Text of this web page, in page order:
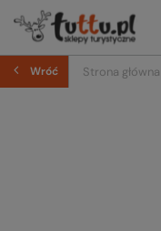
Wróć Strona główna